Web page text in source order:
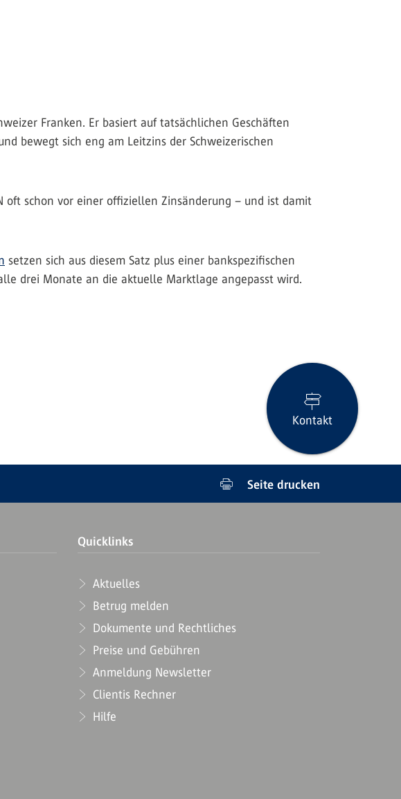
Franken. Er basiert auf tatsächlichen Geschäften
bewegt sich eng am Leitzins der Schweizerischen
oft schon vor einer offiziellen Zinsänderung – und ist damit
setzen sich aus diesem Satz plus einer bankspezifischen
drei Monate an die aktuelle Marktlage angepasst wird.
Kontakt
Seite drucken
Quicklinks
Aktuelles
Betrug melden
Dokumente und Rechtliches
Preise und Gebühren
Anmeldung Newsletter
Clientis Rechner
Hilfe